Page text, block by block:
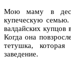
Мою маму в
купеческую
валдайских купцов
Когда она
тетушка,
заведение.